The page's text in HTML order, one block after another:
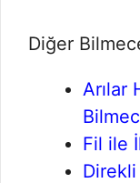
Diğer
Arılar
Fil ile